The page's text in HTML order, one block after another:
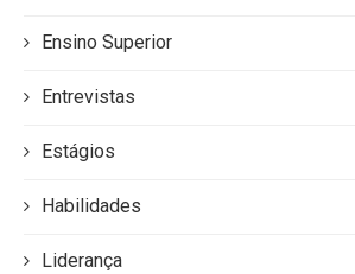
Ensino Superior
Entrevistas
Estágios
Habilidades
Liderança